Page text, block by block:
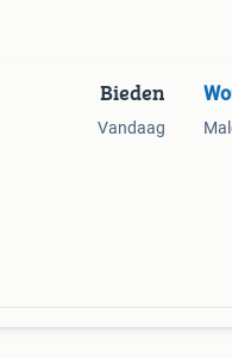
Bieden
Vandaag